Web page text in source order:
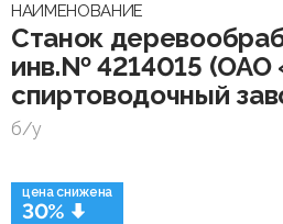
цена снижена
30%
НАИМЕНОВАНИЕ
Станок
инв.№ 4214015 (ОАО
спиртоводочный
б/у